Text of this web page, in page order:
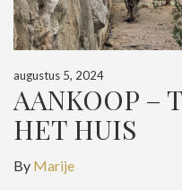
augustus 5, 2024
AANKOOP –
HET HUIS
By Marije